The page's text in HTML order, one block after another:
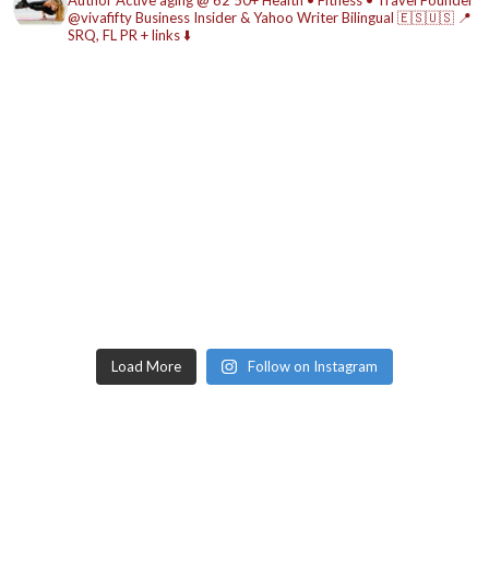
@vivafiftyBusiness Insider & Yahoo WriterBilingual 🇪🇸🇺🇸 📍
SRQ, FLPR + links ⬇️
Load More Follow on Instagram